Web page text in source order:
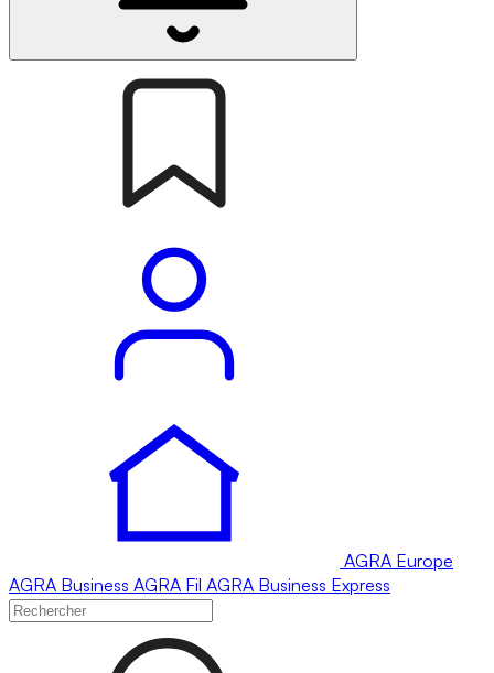
AGRA Europe
AGRA Business AGRA Fil AGRA Business Express